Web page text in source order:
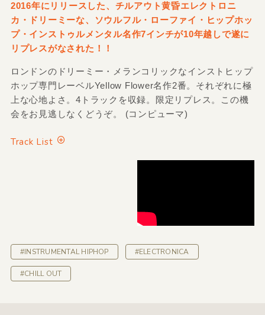
2016年にリリースした、チルアウト黄昏エレクトロニ
カ・ドリーミーな、ソウルフル・ローファイ・ヒップホッ
プ・インストゥルメンタル名作7インチが10年越しで遂に
リプレスがなされた！！
ロンドンのドリーミー・メランコリックなインストヒップ
ホップ専門レーベルYellow Flower名作2番。それぞれに極
上な心地よさ。4トラックを収録。限定リプレス。この機
会をお見逃しなくどうぞ。 (コンピューマ)
Track List
#INSTRUMENTAL HIPHOP #ELECTRONICA
#CHILL OUT